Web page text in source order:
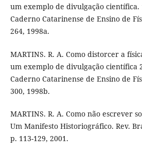
um exemplo de divulgação científica.
Caderno Catarinense de Ensino de
264, 1998a.
MARTINS. R. A. Como distorcer a
um exemplo de divulgação científica
Caderno Catarinense de Ensino de
300, 1998b.
MARTINS. R. A. Como não escrever
Um Manifesto Historiográfico. Rev.
p. 113-129, 2001.